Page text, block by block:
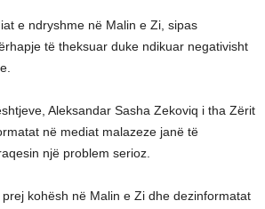
e ndryshme në Malin e Zi, sipas
të theksuar duke ndikuar negativisht
Aleksandar Sasha Zekoviq i tha Zërit
në mediat malazeze janë të
një problem serioz.
kohësh në Malin e Zi dhe dezinformatat